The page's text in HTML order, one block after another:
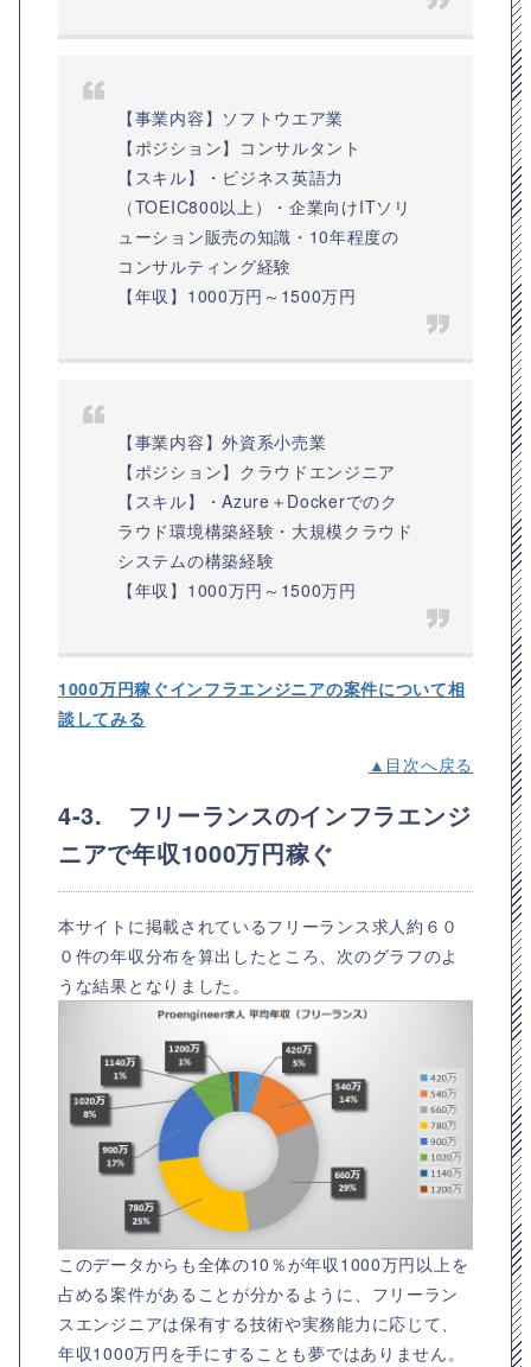
【事業内容】ソフトウエア業
【ポジション】コンサルタント
【スキル】・ビジネス英語力
（TOEIC800以上）・企業向けITソリ
ューション販売の知識・10年程度の
コンサルティング経験
【年収】1000万円～1500万円
【事業内容】外資系小売業
【ポジション】クラウドエンジニア
【スキル】・Azure＋Dockerでのク
ラウド環境構築経験・大規模クラウド
システムの構築経験
【年収】1000万円～1500万円
1000万円稼ぐインフラエンジニアの案件について相
談してみる
▲目次へ戻る
4-3. フリーランスのインフラエンジ
ニアで年収1000万円稼ぐ
本サイトに掲載されているフリーランス求人約６０
０件の年収分布を算出したところ、次のグラフのよ
うな結果となりました。
このデータからも全体の10％が年収1000万円以上を
占める案件があることが分かるように、フリーラン
スエンジニアは保有する技術や実務能力に応じて、
年収1000万円を手にすることも夢ではありません。